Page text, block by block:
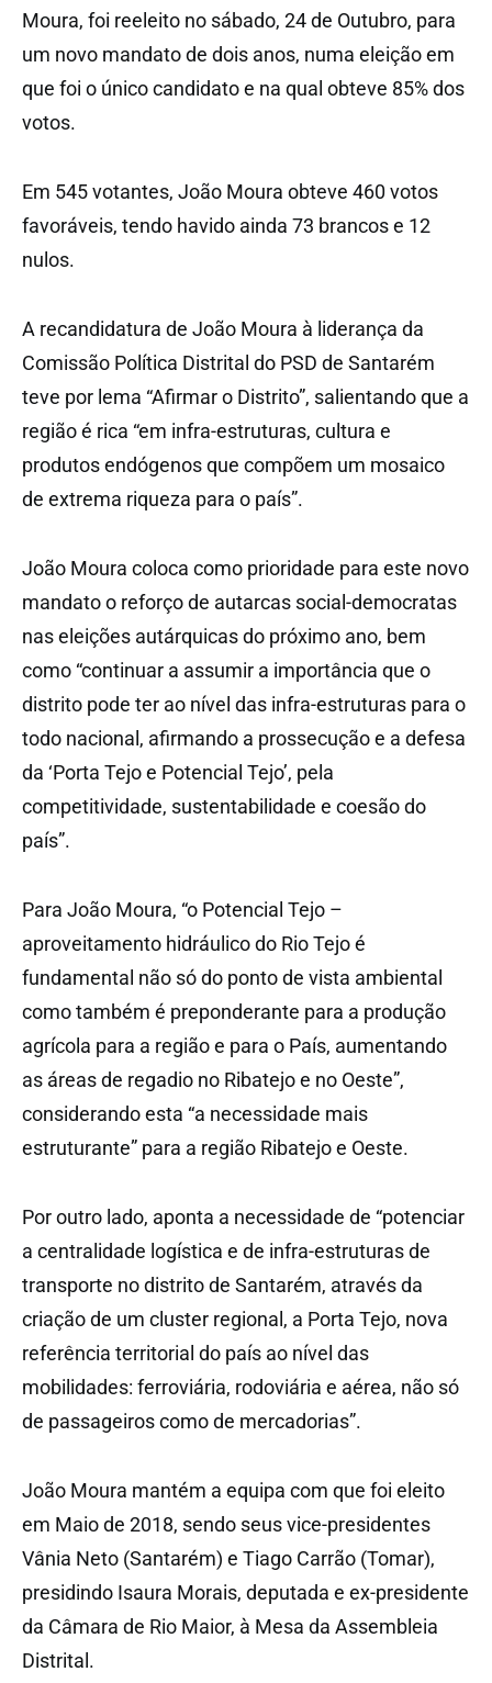
Moura, foi reeleito no sábado, 24 de Outubro, para
um novo mandato de dois anos, numa eleição em
que foi o único candidato e na qual obteve 85% dos
votos.
Em 545 votantes, João Moura obteve 460 votos
favoráveis, tendo havido ainda 73 brancos e 12
nulos.
A recandidatura de João Moura à liderança da
Comissão Política Distrital do PSD de Santarém
teve por lema “Afirmar o Distrito”, salientando que a
região é rica “em infra-estruturas, cultura e
produtos endógenos que compõem um mosaico
de extrema riqueza para o país”.
João Moura coloca como prioridade para este novo
mandato o reforço de autarcas social-democratas
nas eleições autárquicas do próximo ano, bem
como “continuar a assumir a importância que o
distrito pode ter ao nível das infra-estruturas para o
todo nacional, afirmando a prossecução e a defesa
da ‘Porta Tejo e Potencial Tejo’, pela
competitividade, sustentabilidade e coesão do
país”.
Para João Moura, “o Potencial Tejo –
aproveitamento hidráulico do Rio Tejo é
fundamental não só do ponto de vista ambiental
como também é preponderante para a produção
agrícola para a região e para o País, aumentando
as áreas de regadio no Ribatejo e no Oeste”,
considerando esta “a necessidade mais
estruturante” para a região Ribatejo e Oeste.
Por outro lado, aponta a necessidade de “potenciar
a centralidade logística e de infra-estruturas de
transporte no distrito de Santarém, através da
criação de um cluster regional, a Porta Tejo, nova
referência territorial do país ao nível das
mobilidades: ferroviária, rodoviária e aérea, não só
de passageiros como de mercadorias”.
João Moura mantém a equipa com que foi eleito
em Maio de 2018, sendo seus vice-presidentes
Vânia Neto (Santarém) e Tiago Carrão (Tomar),
presidindo Isaura Morais, deputada e ex-presidente
da Câmara de Rio Maior, à Mesa da Assembleia
Distrital.